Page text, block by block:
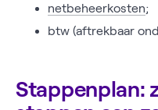
netbeheerkosten;
btw (aftrekbaar
Stappenplan: